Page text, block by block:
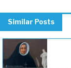
Similar Posts